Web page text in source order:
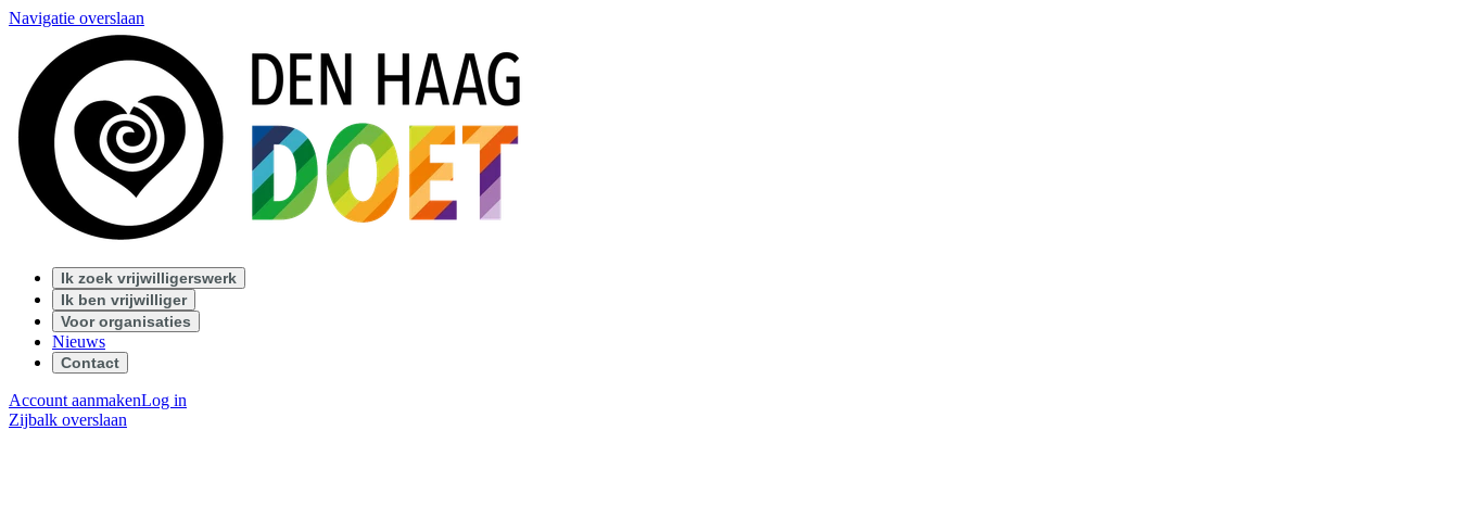
Navigatie overslaan
Ik zoek vrijwilligerswerk
Ik ben vrijwilliger
Voor organisaties
Nieuws
Contact
Account aanmakenLog in
Zijbalk overslaan